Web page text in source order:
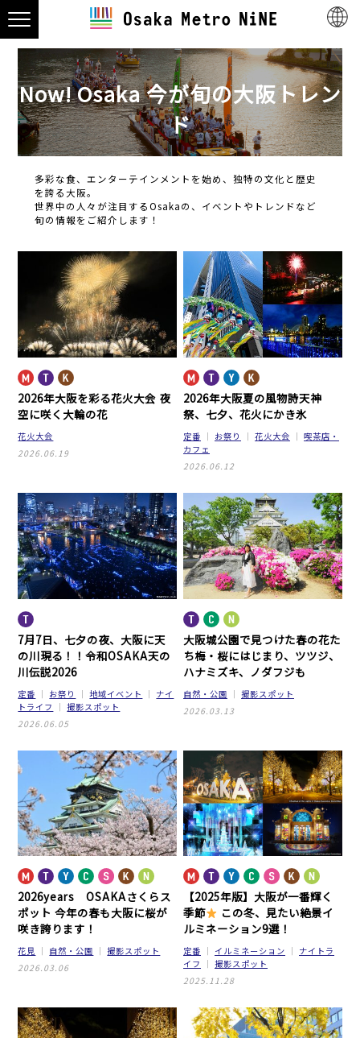
Now! Osaka 今が旬の大阪トレン
ド
多彩な食、エンターテインメントを始め、独特の文化と歴史
を誇る大阪。
世界中の人々が注目するOsakaの、イベントやトレンドなど
旬の情報をご紹介します！
2026年大阪を彩る花火大会 夜
空に咲く大輪の花
花火大会
2026.06.19
2026年大阪夏の風物詩天神
祭、七夕、花火にかき氷
定番 お祭り 花火大会
喫茶店・
カフェ
2026.06.12
7月7日、七夕の夜、 大阪に天
の川現る！！令和OSAKA天の
川伝説2026
定番 お祭り 地域イベント
ナイ
トライフ
撮影スポット
2026.06.05
大阪城公園で見つけた春の花た
ち梅・桜にはじまり、ツツジ、
ハナミズキ、ノダフジも
自然・公園
撮影スポット
2026.03.13
2026years OSAKAさくらス
ポット今年の春も大阪に桜が
咲き誇ります！
花見 自然・公園
撮影スポット
2026.03.06
【2025年版】大阪が一番輝く
季節
この冬、見たい絶景イ
ルミネーション9選！
定番 イルミネーション
ナイトラ
イフ
撮影スポット
2025.11.28